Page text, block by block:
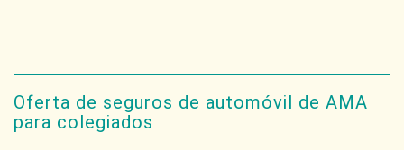
Oferta de seguros de automóvil de AMA
para colegiados